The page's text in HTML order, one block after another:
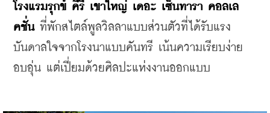
โรงแรมรุกข์ คีรี เขาใหญ่ เดอะ เซ็นทารา คอลเล
คชั่น ที่พักสไตล์พูลวิลลาแบบส่วนตัวที่ได้รับแรง
บันดาลใจจากโรงนาแบบคันทรี เน้นความเรียบง่าย
อบอุ่น แต่เปี่ยมด้วยศิลปะแห่งงานออกแบบ